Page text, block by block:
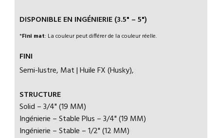
DISPONIBLE EN INGÉNIERIE (3.5" – 5")
*Fini mat: La couleur peut différer de la couleur réelle.
FINI
Semi-lustre, Mat | Huile FX (Husky),
STRUCTURE
Solid – 3/4" (19 MM)
Ingénierie – Stable Plus – 3/4" (19 MM)
Ingénierie – Stable – 1/2" (12 MM)